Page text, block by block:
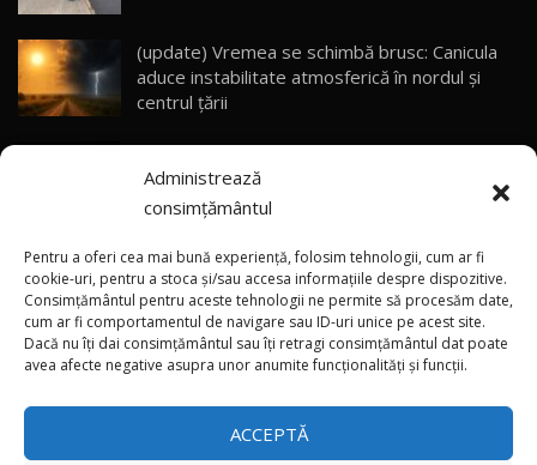
Administrează
consimțământul
Pentru a oferi cea mai bună experiență, folosim tehnologii, cum ar fi
cookie-uri, pentru a stoca și/sau accesa informațiile despre dispozitive.
Consimțământul pentru aceste tehnologii ne permite să procesăm date,
cum ar fi comportamentul de navigare sau ID-uri unice pe acest site.
Dacă nu îți dai consimțământul sau îți retragi consimțământul dat poate
avea afecte negative asupra unor anumite funcționalități și funcții.
ACCEPTĂ
Primele impresii despre BYD Seal U DM-i,
Sealion 7 și Seal 5 DM-i / Test Drive
AutoBlog.MD
10:58
AutoBlog.MD
13:56
Noul Volvo EX90 / Test Drive AutoBlog.MD
32:06
33
MG RX5 - își merită banii? / Test Drive
AutoBlog.MD
34
Noul DACIA DUSTER DIESEL! Primul test drive în
română
(update) Vremea se schimbă brusc: Canicula
aduce instabilitate atmosferică în nordul și
centrul țării
(video) Destrier – a treia creație unică din
cadrul programului Bugatti Solitaire
(video) Premieră: Unicul Bugatti Chiron
Profilée va fi vândut celui mai darnic locuitor al
planetei
(video) Mai repede decât „viteza Chinei”: Cum
a fost creat supercarul Audi Nuvolari în doar
405 zile
×